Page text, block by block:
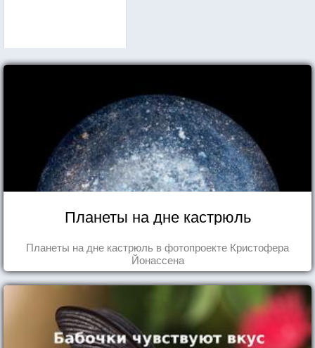
Планеты на дне кастрюль
Планеты на дне кастрюль в фотопроекте Кристофера
Йонассена